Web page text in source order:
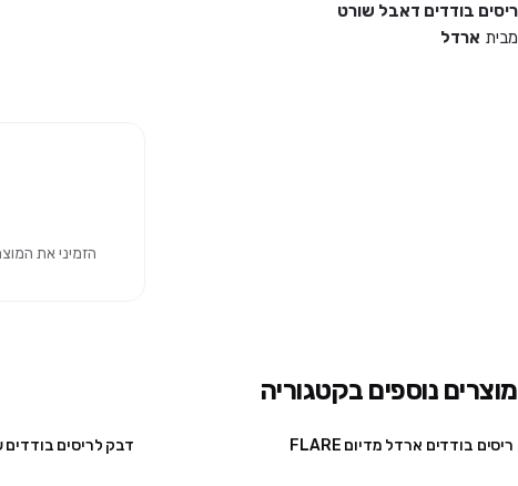
ריסים בודדים דאבל שורט
מבית ארדל
הזמיני את המוצר
מוצרים נוספים בקטגוריה
ריסים בודדים ארדל מדיום FLARE דבק לריסים בודדים שקוף 3.5